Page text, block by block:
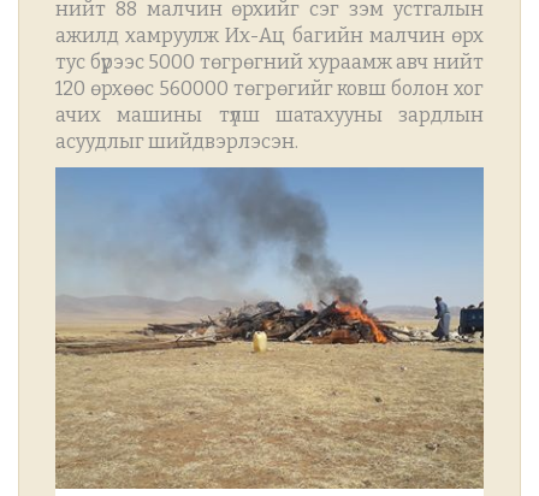
нийт 88 малчин өрхийг сэг зэм устгалын
ажилд хамруулж Их-Ац багийн малчин өрх
тус бүрээс 5000 төгрөгний хураамж авч нийт
120 өрхөөс 560000 төгрөгийг ковш болон хог
ачих машины түлш шатахууны зардлын
асуудлыг шийдвэрлэсэн.